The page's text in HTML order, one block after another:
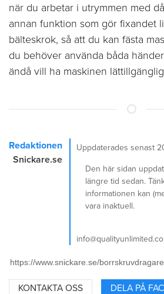
när du arbetar i utrymmen med
annan funktion som gör fixandet
bälteskrok, så att du kan fästa
du behöver använda båda
ändå vill ha maskinen
Redaktionen
Snickare.se
Uppdaterades senast
Den här sidan
längre tid sedan.
informationen kan
vara inaktuell.
KONTAKTA OSS DELA PÅ